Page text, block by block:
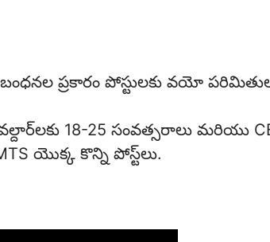
ప్రకారం పోస్టులకు వయో
18-25 సంవత్సరాలు మరియు
యొక్క కొన్ని పోస్ట్‌లు.